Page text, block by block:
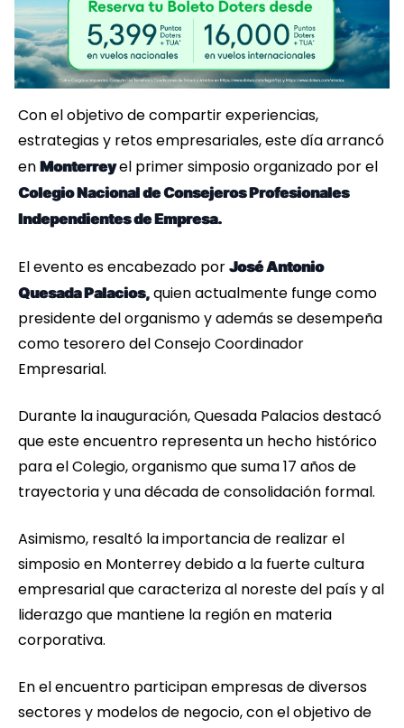
Con el objetivo de compartir experiencias,
estrategias y retos empresariales, este día arrancó
en Monterreyel primer simposio organizado por el
Colegio Nacional de Consejeros Profesionales
Independientes de Empresa.
El evento es encabezado por José Antonio
Quesada Palacios, quien actualmente funge como
presidente del organismo y además se desempeña
como tesorero del Consejo Coordinador
Empresarial.
Durante la inauguración, Quesada Palacios destacó
que este encuentro representa un hecho histórico
para el Colegio, organismo que suma 17 años de
trayectoria y una década de consolidación formal.
Asimismo, resaltó la importancia de realizar el
simposio en Monterrey debido a la fuerte cultura
empresarial que caracteriza al noreste del país y al
liderazgo que mantiene la región en materia
corporativa.
En el encuentro participan empresas de diversos
sectores y modelos de negocio, con el objetivo de